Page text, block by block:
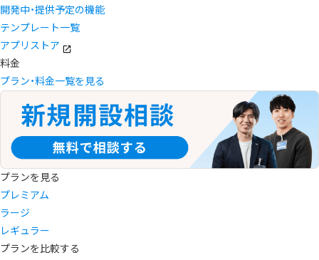
開発中・提供予定の機能
テンプレート一覧
アプリストア
料金
プラン・料金一覧を見る
プランを見る
プレミアム
ラージ
レギュラー
プランを比較する